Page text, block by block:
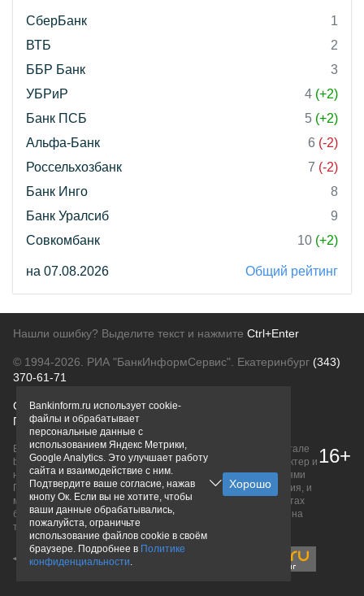
СберБанк
1
ВТБ
2
ББР Банк
3
УБРиР
4 (+2)
Банк ПСБ
5 (+2)
Альфа-Банк
6 (-2)
Россельхозбанк
7 (-2)
Банк Инго
8
Банк Уралсиб
9
Совкомбанк
10 (+2)
на 07.08.2026 Общий рейтинг
Нашли ошибку? Выделите текст и нажмите Ctrl+Enter
© 1994-2026. РИА "БанкИнформСервис". Екатеринбург (343)
370-61-71
О проектеПолитика конфиденциальности
Правовая информацияДля рекламодателей
Вся информация о продуктах банков, размещенная на портале
bankinform.ru, носит исключительно ознакомительный характер и
не является публичной офертой, определяемой положениями
ГК РФ. Информация не содержит точного и полного описания, и
может быть изменена. Конечные условия уточняйте на сайтах
банков или при личном обращении. Исключительное право на
товарные знаки принадлежит их правообладателям.
16+
Bankinform.ru использует cookie-
файлы и обрабатывает
персональные данные с
использованием Яндекс Метрики,
Google Analytics. Это улучшает работу
сайта и взаимодействие с ним.
Подтвердите ваше согласие, нажав
кнопу Ок. Если вы не хотите, чтобы
ваши данные обрабатывались,
пожалуйста, ограничьте
использование файлов cookie в своём
браузере. Подробнее в Политике
конфиденциальности.